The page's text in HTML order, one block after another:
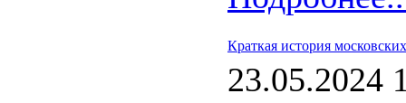
Краткая история
23.05.2024